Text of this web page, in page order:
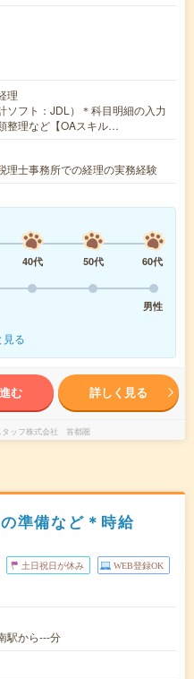
理
ソフト：JDL）＊科目明細の入力
整理など【OAスキル…
理士事務所での経理の実務経験
40代 50代
60代
男性
見る
む 詳しく見る
タッフ株式会社 首都圏
準備など＊時給
土日祝日が休み WEB登録OK
駅から---分